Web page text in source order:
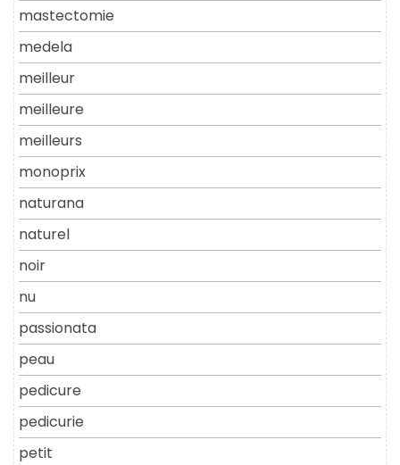
mastectomie
medela
meilleur
meilleure
meilleurs
monoprix
naturana
naturel
noir
nu
passionata
peau
pedicure
pedicurie
petit